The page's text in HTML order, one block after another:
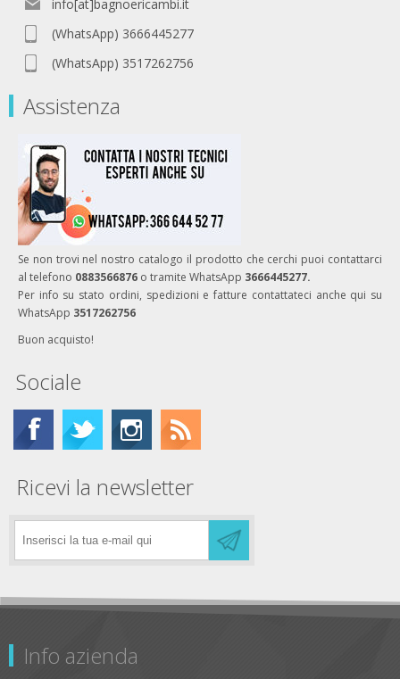
info[at]bagnoericambi.it
(WhatsApp) 3666445277
(WhatsApp) 3517262756
Assistenza
Se non trovi nel nostro catalogo il prodotto che cerchi puoi contattarci
al telefono 0883566876 o tramite WhatsApp 3666445277.
Per info su stato ordini, spedizioni e fatture contattateci anche qui su
WhatsApp 3517262756
Buon acquisto!
Sociale
Ricevi la newsletter
Info azienda